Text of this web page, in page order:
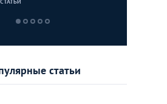
статьи